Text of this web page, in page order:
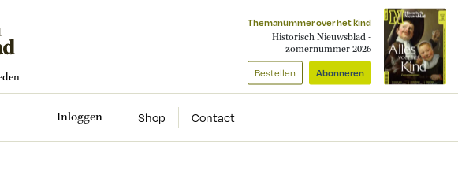
Themanummer over het kind
Historisch Nieuwsblad -
zomernummer 2026
Bestellen Abonneren
Inloggen Shop Contact